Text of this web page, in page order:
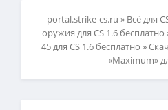
portal.strike-cs.ru » Всё для
оружия для CS 1.6 бесплатно
45 для CS 1.6 бесплатно »
«Maximum»